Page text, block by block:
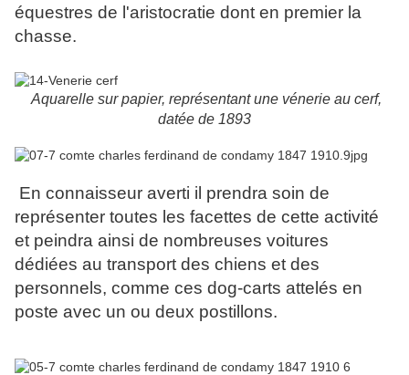
équestres de l'aristocratie dont en premier la
chasse.
Aquarelle sur papier, représentant une vénerie au cerf,
datée de 1893
En connaisseur averti il prendra soin de
représenter toutes les facettes de cette activité
et peindra ainsi de nombreuses voitures
dédiées au transport des chiens et des
personnels, comme ces dog-carts attelés en
poste avec un ou deux postillons.